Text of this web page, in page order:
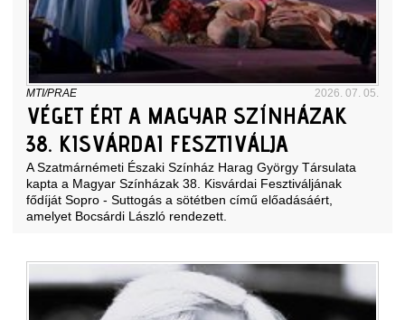
MTI/PRAE 2026. 07. 05.
VÉGET ÉRT A MAGYAR SZÍNHÁZAK
38. KISVÁRDAI FESZTIVÁLJA
A Szatmárnémeti Északi Színház Harag György Társulata
kapta a Magyar Színházak 38. Kisvárdai Fesztiváljának
fődíját Sopro - Suttogás a sötétben című előadásáért,
amelyet Bocsárdi László rendezett.